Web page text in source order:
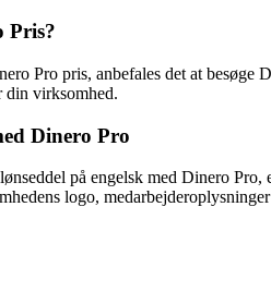
Pris?
Pro pris, anbefales det at besøge
virksomhed.
Dinero Pro
på engelsk med Dinero
logo,